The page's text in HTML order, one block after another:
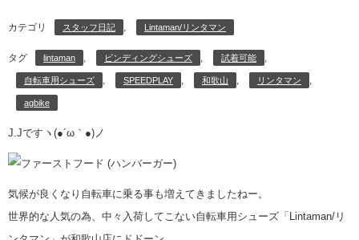
カテゴリ スタッフ日記 , Lintaman/リンタマン
タグ lintaman , ビンディングシューズ , 試着可能 ,
自転車用シューズ , SPEEDPLAY , 和歌山 , リンタマン ,
agbike
J.Jですヽ(●´ω｀●)ノ
気候が良くなり自転車に乗る事も増えてきましたねー。
世界的な人気の為、中々入荷してこない自転車用シューズ「Lintaman/リ